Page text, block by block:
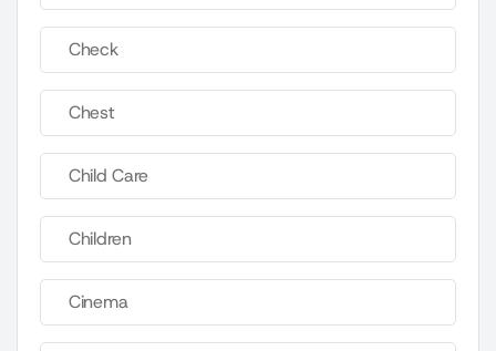
Check
Chest
Child Care
Children
Cinema